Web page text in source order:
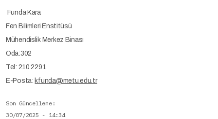
Funda Kara
Fen Bilimleri Enstitüsü
Mühendislik Merkez Binası
Oda:302
Tel: 210 2291
E-Posta: kfunda@metu.edu.tr
Son Güncelleme
30/07/2025 - 14:34